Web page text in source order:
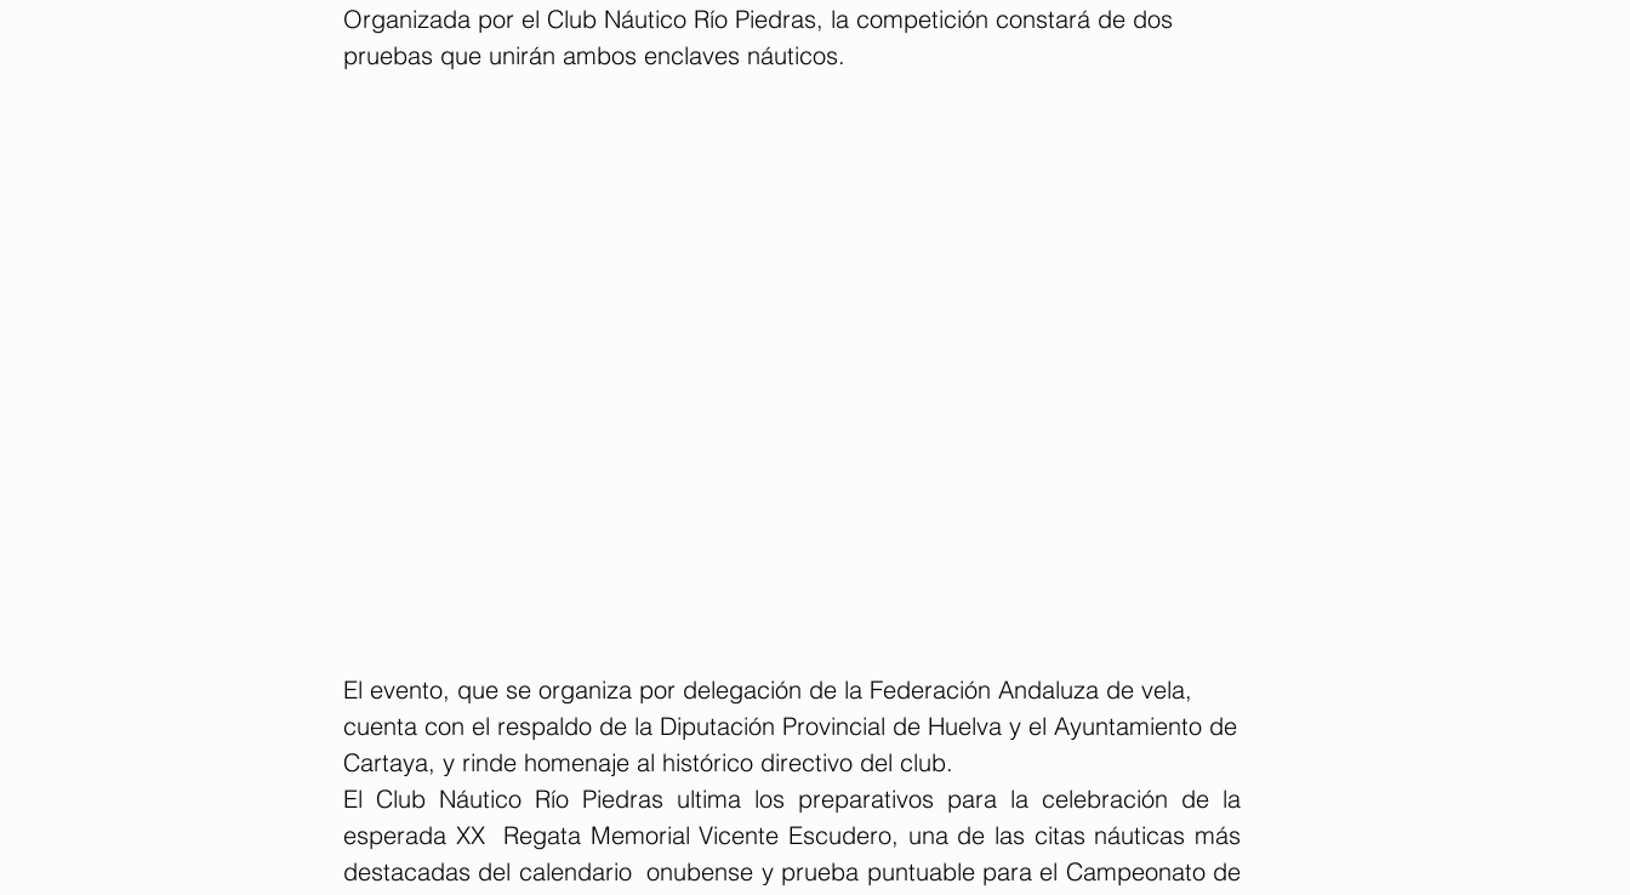
Organizada por el Club Náutico Río Piedras, la competición constará de dos
pruebas que unirán ambos enclaves náuticos.
El evento, que se organiza por delegación de la Federación Andaluza de vela,
Cartaya, y rinde homenaje al histórico directivo del club.
El Club Náutico Río Piedras ultima los preparativos para la celebración de la
esperada XX  Regata Memorial Vicente Escudero, una de las citas náuticas más
destacadas del calendario  onubense y prueba puntuable para el Campeonato de